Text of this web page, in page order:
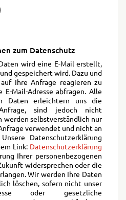
zum Datenschutz
wird eine E-Mail erstellt,
gespeichert wird. Dazu und
Ihre Anfrage reagieren zu
E-Mail-Adresse abfragen. Alle
Daten erleichtern uns die
sind jedoch nicht
werden selbstverständlich nur
verwendet und nicht an
Datenschutzerklärung
Link: Datenschutzerklärung
Ihrer personenbezogenen
widersprechen oder die
Wir werden Ihre Daten
löschen, sofern nicht unser
oder gesetzliche